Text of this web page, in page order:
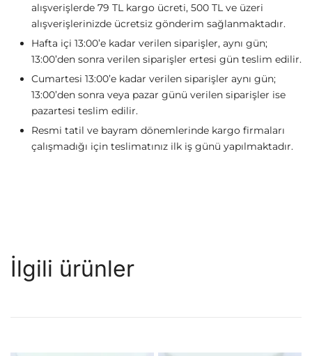
alışverişlerde 79 TL kargo ücreti, 500 TL ve üzeri
alışverişlerinizde ücretsiz gönderim sağlanmaktadır.
Hafta içi 13:00’e kadar verilen siparişler, aynı gün;
13:00’den sonra verilen siparişler ertesi gün teslim edilir.
Cumartesi 13:00’e kadar verilen siparişler aynı gün;
13:00’den sonra veya pazar günü verilen siparişler ise
pazartesi teslim edilir.
Resmi tatil ve bayram dönemlerinde kargo firmaları
çalışmadığı için teslimatınız ilk iş günü yapılmaktadır.
İlgili ürünler